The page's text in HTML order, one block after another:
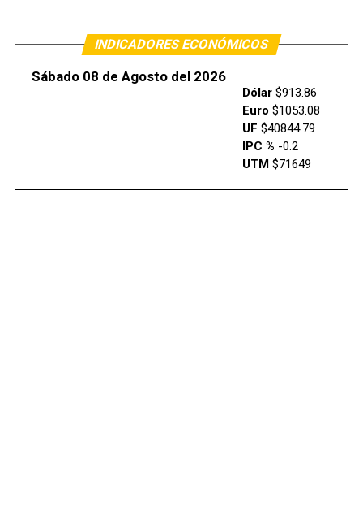
INDICADORES ECONÓMICOS
Sábado 08 de Agosto del 2026
Dólar$913.86
Euro $1053.08
UF $40844.79
IPC % -0.2
UTM$71649